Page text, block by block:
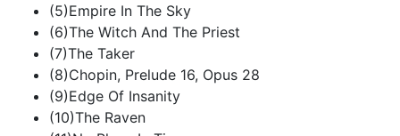
(5)Empire In The Sky
(6)The Witch And The Priest
(7)The Taker
(8)Chopin, Prelude 16, Opus 28
(9)Edge Of Insanity
(10)The Raven